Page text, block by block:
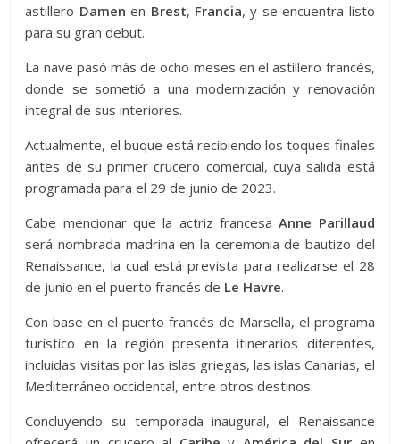
astillero Damen en Brest, Francia, y se encuentra listo
para su gran debut.
La nave pasó más de ocho meses en el astillero francés,
donde se sometió a una modernización y renovación
integral de sus interiores.
Actualmente, el buque está recibiendo los toques finales
antes de su primer crucero comercial, cuya salida está
programada para el 29 de junio de 2023.
Cabe mencionar que la actriz francesaAnne Parillaud
será nombrada madrina en la ceremonia de bautizo del
Renaissance, la cual está prevista para realizarse el 28
de junio en el puerto francés de Le Havre.
Con base en el puerto francés de Marsella, el programa
turístico en la región presenta itinerarios diferentes,
incluidas visitas por las islas griegas, las islas Canarias, el
Mediterráneo occidental, entre otros destinos.
Concluyendo su temporada inaugural, el Renaissance